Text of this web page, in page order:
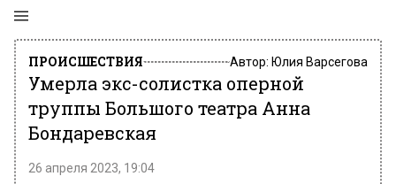
ПРОИСШЕСТВИЯ Автор: Юлия Варсегова
Умерла экс-солистка оперной
труппы Большого театра Анна
Бондаревская
26 апреля 2023, 19:04